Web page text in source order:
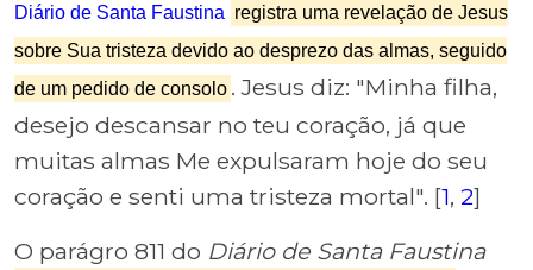
Diário de Santa Faustina registra uma revelação de Jesus
sobre Sua tristeza devido ao desprezo das almas, seguido
de um pedido de consolo . Jesus diz: "Minha filha,
desejo descansar no teu coração, já que
muitas almas Me expulsaram hoje do seu
coração e senti uma tristeza mortal". [1, 2]
O parágro 811 do Diário de Santa Faustina